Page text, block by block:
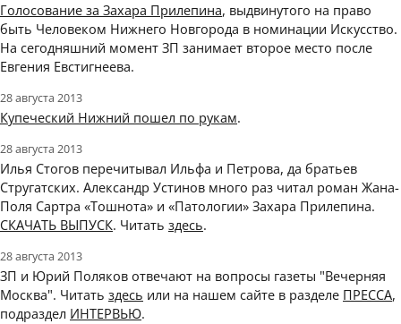
Голосование за Захара Прилепина, выдвинутого на право
быть Человеком Нижнего Новгорода в номинации Искусство.
На сегодняшний момент ЗП занимает второе место после
Евгения Евстигнеева.
28 августа 2013
Купеческий Нижний пошел по рукам.
28 августа 2013
Илья Стогов перечитывал Ильфа и Петрова, да братьев
Стругатских. Александр Устинов много раз читал роман Жана-
Поля Сартра «Тошнота» и «Патологии» Захара Прилепина.
СКАЧАТЬ ВЫПУСК. Читать здесь.
28 августа 2013
ЗП и Юрий Поляков отвечают на вопросы газеты "Вечерняя
Москва". Читать здесь или на нашем сайте в разделе ПРЕССА,
подраздел ИНТЕРВЬЮ.